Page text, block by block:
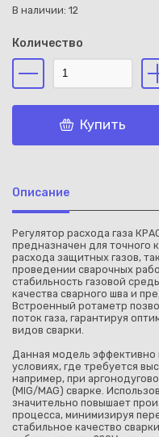
В наличии: 12
Количество
Купить
Описание
Регулятор расхода газа
предназначен для точного
расхода защитных газов,
проведении сварочных
стабильность газовой
качества сварного шва и
Встроенный ротаметр
поток газа, гарантируя
видов сварки.
Данная модель
условиях, где требуется
например, при
(MIG/MAG) сварке.
значительно повышает
процесса, минимизируя
стабильное качество